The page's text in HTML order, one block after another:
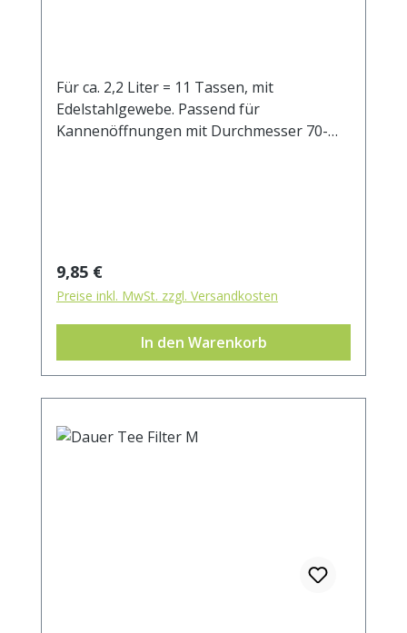
Für ca. 2,2 Liter = 11 Tassen, mit
Edelstahlgewebe. Passend für
Kannenöffnungen mit Durchmesser 70-
Regulärer Preis:
9,85 €
Preise inkl. MwSt. zzgl. Versandkosten
In den Warenkorb